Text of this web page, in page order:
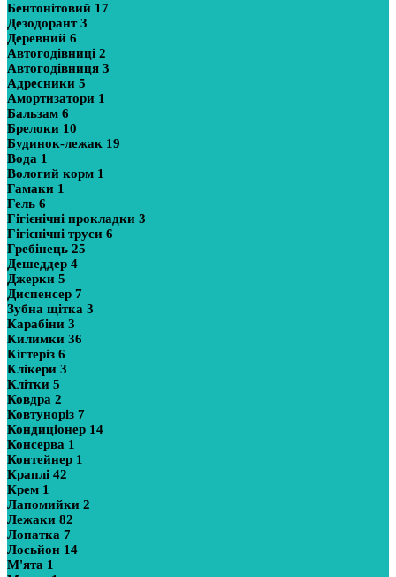
Бентонітовий 17
Дезодорант3
Деревний 6
Автогодівниці 2
Автогодівниця 3
Адресники 5
Амортизатори 1
Бальзам 6
Брелоки 10
Будинок-лежак 19
Вода 1
Вологий корм 1
Гамаки 1
Гель 6
Гігієнічні прокладки 3
Гігієнічні труси 6
Гребінець 25
Дешеддер 4
Джерки 5
Диспенсер 7
Зубна щітка 3
Карабіни 3
Килимки 36
Кігтеріз 6
Клікери 3
Клітки 5
Ковдра 2
Ковтуноріз 7
Кондиціонер 14
Консерва 1
Контейнер 1
Краплі 42
Крем 1
Лапомийки 2
Лежаки 82
Лопатка 7
Лосьйон 14
М'ята 1